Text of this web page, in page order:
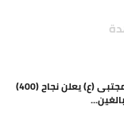
مستشفى الإمام الحسن المجتبى (ع) يعلن نجاح (400)